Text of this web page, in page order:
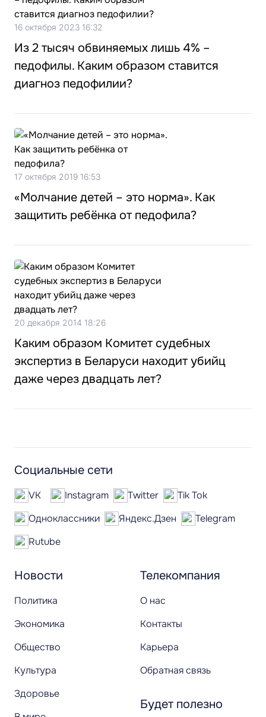
16 октября 2023 16:32
Из 2 тысяч обвиняемых лишь 4% –
педофилы. Каким образом ставится
диагноз педофилии?
17 октября 2019 16:53
«Молчание детей – это норма». Как
защитить ребёнка от педофила?
20 декабря 2014 18:26
Каким образом Комитет судебных
экспертиз в Беларуси находит убийц
даже через двадцать лет?
Новости
Политика
Экономика
Общество
Культура
Здоровье
Телекомпания
О нас
Контакты
Карьера
Обратная связь
Будет полезно
Социальные сети
VK Instagram Twitter
Tik Tok
Одноклассники
Яндекс.Дзен
Telegram
Rutube